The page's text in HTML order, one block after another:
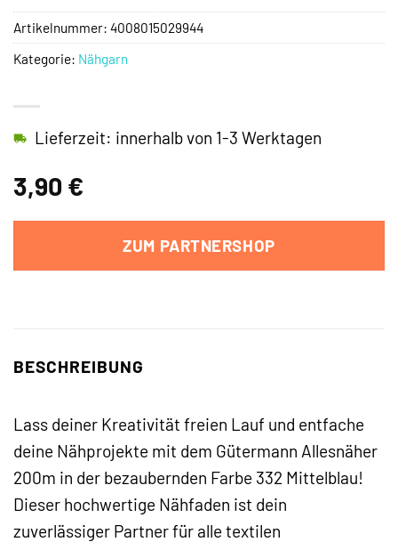
3,90 €
Lieferzeit: innerhalb von 1-3 Werktagen
ZUM PARTNERSHOP
Artikelnummer: 4008015029944
Kategorie: Nähgarn
BESCHREIBUNG
Lass deiner Kreativität freien Lauf und entfache
deine Nähprojekte mit dem Gütermann Allesnäher
200m in der bezaubernden Farbe 332 Mittelblau!
Dieser hochwertige Nähfaden ist dein
zuverlässiger Partner für alle textilen